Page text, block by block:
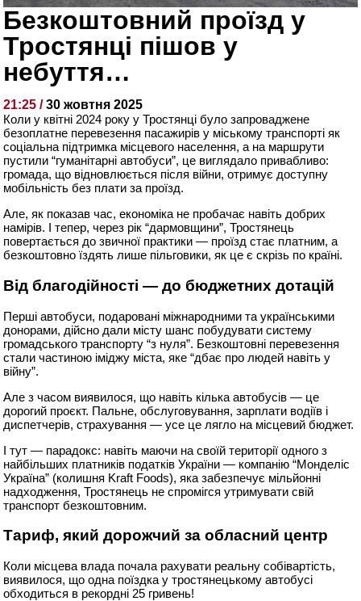
Безкоштовний проїзд у
Тростянці пішов у
небуття…
21:25 /30 жовтня 2025
Коли у квітні 2024 року у Тростянці було запроваджене
безоплатне перевезення пасажирів у міському транспорті як
соціальна підтримка місцевого населення, а на маршрути
пустили “гуманітарні автобуси”, це виглядало привабливо:
громада, що відновлюється після війни, отримує доступну
мобільність без плати за проїзд.
Але, як показав час, економіка не пробачає навіть добрих
намірів. І тепер, через рік “дармовщини”, Тростянець
повертається до звичної практики — проїзд стає платним, а
безкоштовно їздять лише пільговики, як це є скрізь по країні.
Від благодійності — до бюджетних дотацій
Перші автобуси, подаровані міжнародними та українськими
донорами, дійсно дали місту шанс побудувати систему
громадського транспорту “з нуля”. Безкоштовні перевезення
стали частиною іміджу міста, яке “дбає про людей навіть у
війну”.
Але з часом виявилося, що навіть кілька автобусів — це
дорогий проєкт. Пальне, обслуговування, зарплати водіїв і
диспетчерів, страхування — усе це лягло на місцевий бюджет.
І тут — парадокс: навіть маючи на своїй території одного з
найбільших платників податків України — компанію “Монделіс
Україна” (колишня Kraft Foods), яка забезпечує мільйонні
надходження, Тростянець не спромігся утримувати свій
транспорт безкоштовним.
Тариф, який дорожчий за обласний центр
Коли місцева влада почала рахувати реальну собівартість,
виявилося, що одна поїздка у тростянецькому автобусі
обходиться в рекордні 25 гривень!